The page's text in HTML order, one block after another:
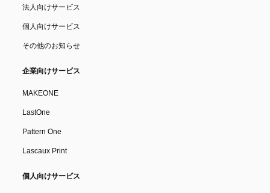
法人向けサービス
個人向けサービス
その他のお知らせ
企業向けサービス
MAKEONE
LastOne
Pattern One
Lascaux Print
個人向けサービス